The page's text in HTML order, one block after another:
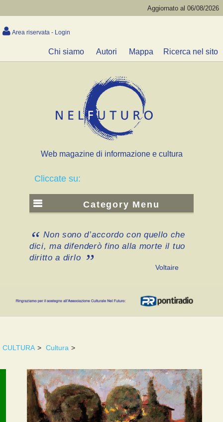
Aggiornato al 06/08/2026
Area riservata - Login
Chi siamo Autori Mappa Ricerca nel sito
Web magazine di informazione e cultura
Cliccate su:
Category Menu
Non sono d’accordo con quello che
dici, ma difenderò fino alla morte il tuo
diritto a dirlo
Voltaire
CULTURA > Cultura >